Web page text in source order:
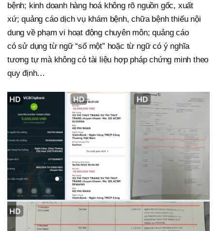
bệnh; kinh doanh hàng hoá không rõ nguồn gốc, xuất
xứ; quảng cáo dịch vụ khám bệnh, chữa bệnh thiếu nội
dung về phạm vi hoạt động chuyên môn; quảng cáo
có sử dụng từ ngữ “số một” hoặc từ ngữ có ý nghĩa
tương tự mà không có tài liệu hợp pháp chứng minh theo
quy định…